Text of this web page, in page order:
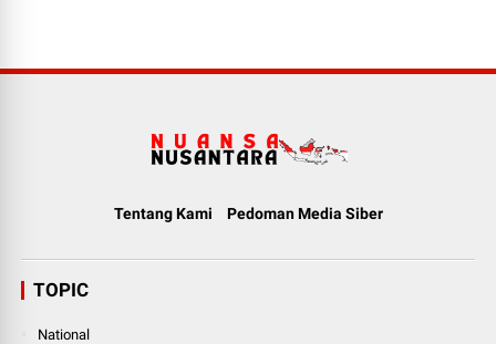
Tentang Kami Pedoman Media Siber
TOPIC
National